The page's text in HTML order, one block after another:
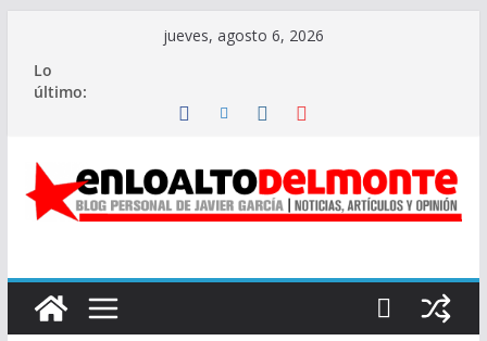
contenido
jueves, agosto 6, 2026
Lo
último: